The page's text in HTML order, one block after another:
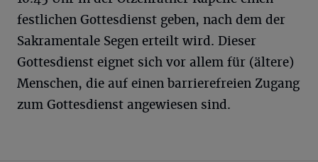
festlichen Gottesdienst geben, nach dem der
Sakramentale Segen erteilt wird. Dieser
Gottesdienst eignet sich vor allem für (ältere)
Menschen, die auf einen barrierefreien Zugang
zum Gottesdienst angewiesen sind.